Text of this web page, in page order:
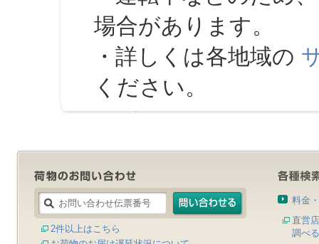
場合があります。
・詳しくは各地域の
ください。
2件以上はこちら
料金
直営
調べる